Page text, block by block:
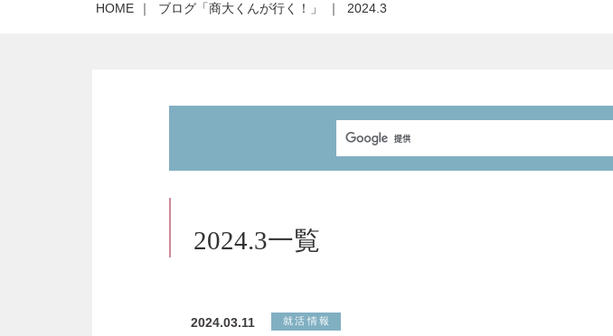
HOME ｜ ブログ「商大くんが行く！」 ｜ 2024.3
2024.3一覧
2024.03.11 就活情報